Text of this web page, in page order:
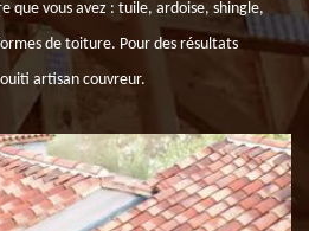
vous avez : tuile, ardoise, shingle,
de toiture. Pour des résultats
artisan couvreur.